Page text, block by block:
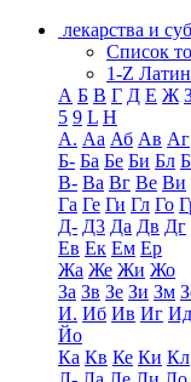
лекарства и
Список
1-Z
А Б В Г Д Е Ж
5 9 L H
А. Аа Аб Ав Аг
Б- Ба Бе Би Бл
В- Ва Вг Ве Ви
Га Ге Ги Гл Го
Д- Д3 Да Дв Дг
Ев Ек Ем Ер
Жа Же Жи Жо
За Зв Зе Зи Зм
И. Иб Ив Иг Ид
Йо
Ка Кв Ке Ки Кл